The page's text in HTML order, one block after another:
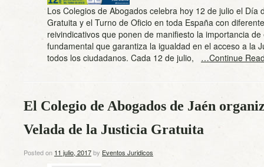
Los Colegios de Abogados celebra hoy 12 de julio el Día
Gratuita y el Turno de Oficio en toda España con
reivindicativos que ponen de manifiesto la importancia de
fundamental que garantiza la igualdad en el acceso a la
todos los ciudadanos. Cada 12 de julio, …Continue
El Colegio de Abogados de Jaén
Velada de la Justicia Gratuita
Posted on 11 julio, 2017by Eventos Juridicos